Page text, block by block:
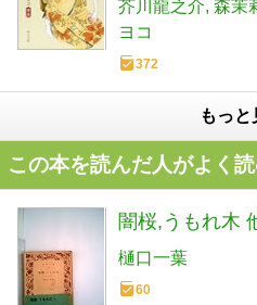
芥川龍之介 森茉
ヨコ
372
もっと
この本を読んだ人がよく
闇桜,うもれ木
樋口一葉
60